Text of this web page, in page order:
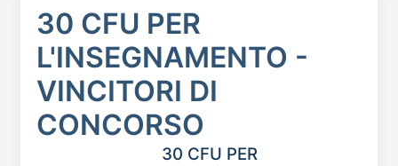
30 CFU PER
L'INSEGNAMENTO -
VINCITORI DI
CONCORSO
30 CFU PER